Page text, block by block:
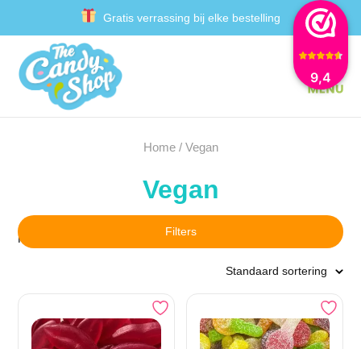
9,4
Gratis verrassing bij elke bestelling
Gratis 250g snoep bij €30+ (excl. verzendkosten)
Gratis verzending in Nederland vanaf €50
Home/ Vegan
Vegan
Filters
Resultaat 1–16 van de 41 resultaten wordt getoond